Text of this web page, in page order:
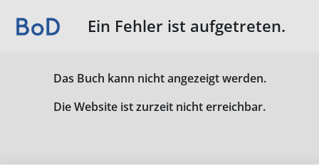
Ein Fehler ist aufgetreten.
Das Buch kann nicht angezeigt werden.
Die Website ist zurzeit nicht erreichbar.